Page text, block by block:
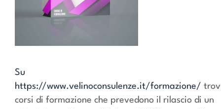
Su
https://www.velinoconsulenze.it/formazione/
corsi di formazione che prevedono il rilascio di un